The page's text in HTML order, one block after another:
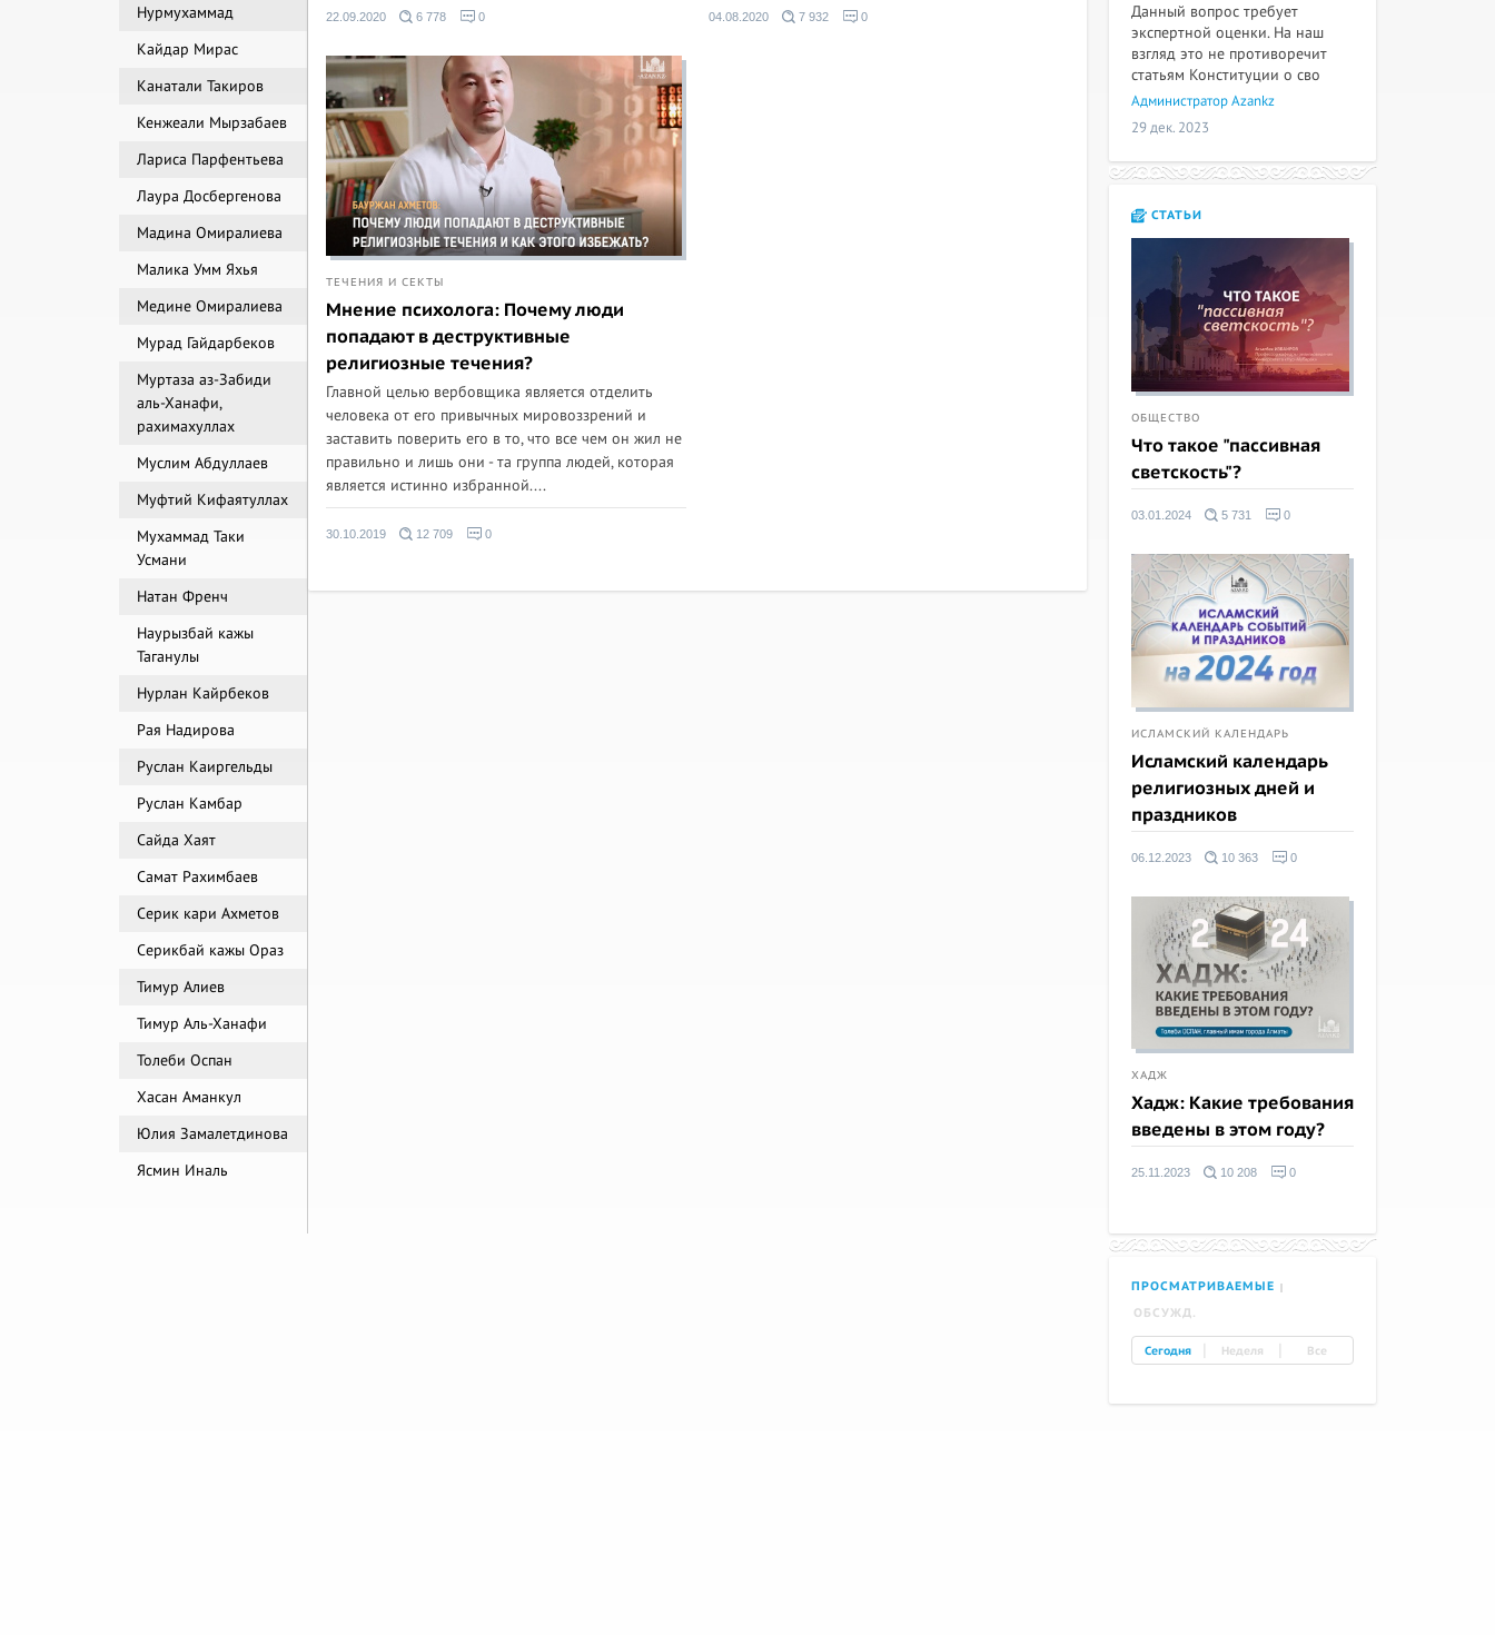
Нурмухаммад
Кайдар Мирас
Канатали Такиров
Кенжеали Мырзабаев
Лариса Парфентьева
Лаура Досбергенова
Мадина Омиралиева
Малика Умм Яхья
Медине Омиралиева
Мурад Гайдарбеков
Муртаза аз-Забиди
аль-Ханафи,
рахимахуллах
Муслим Абдуллаев
Муфтий Кифаятуллах
Мухаммад Таки
Усмани
Натан Френч
Наурызбай кажы
Таганулы
Нурлан Кайрбеков
Рая Надирова
Руслан Каиргельды
Руслан Камбар
Сайда Хаят
Самат Рахимбаев
Серик кари Ахметов
Серикбай кажы Ораз
Тимур Алиев
Тимур Аль-Ханафи
Толеби Оспан
Хасан Аманкул
Юлия Замалетдинова
Ясмин Иналь
22.09.2020 6 778 0 04.08.2020 7 932 0
ТЕЧЕНИЯ И СЕКТЫ
Мнение психолога: Почему люди
попадают в деструктивные
религиозные течения?
Главной целью вербовщика является отделить
человека от его привычных мировоззрений и
заставить поверить его в то, что все чем он жил не
правильно и лишь они - та группа людей, которая
является истинно избранной....
30.10.2019 12 709 0
Данный вопрос требует
экспертной оценки. На наш
взгляд это не противоречит
статьям Конституции о сво
Администратор Azankz
29 дек. 2023
СТАТЬИ
ОБЩЕСТВО
Что такое "пассивная
светскость"?
03.01.2024 5 731 0
ИСЛАМСКИЙ КАЛЕНДАРЬ
Исламский календарь
религиозных дней и
праздников
06.12.2023 10 363 0
ХАДЖ
Хадж: Какие требования
введены в этом году?
25.11.2023 10 208 0
ПРОСМАТРИВАЕМЫЕ
ОБСУЖД.
Сегодня Неделя Все